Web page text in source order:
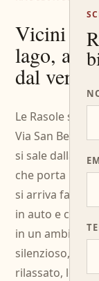
Vicini al
lago,
dal verde.
Le Rasole si
Via San
si sale dalla
che porta in
si arriva
in auto e ci si
in un ambiente
silenzioso,
rilassato,